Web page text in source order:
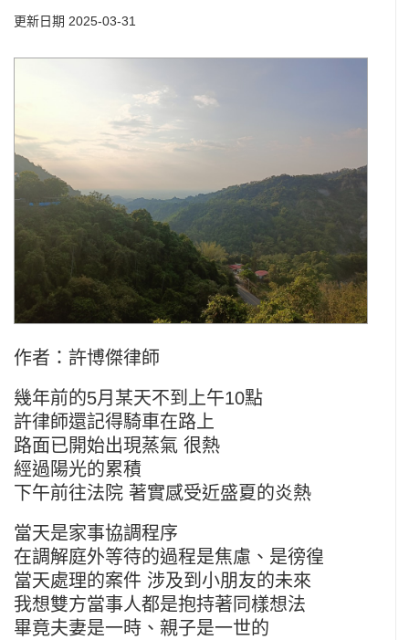
更新日期 2025-03-31
作者：許博傑律師
幾年前的5月某天不到上午10點
許律師還記得騎車在路上
路面已開始出現蒸氣 很熱
經過陽光的累積
下午前往法院 著實感受近盛夏的炎熱
當天是家事協調程序
在調解庭外等待的過程是焦慮、是徬徨
當天處理的案件 涉及到小朋友的未來
我想雙方當事人都是抱持著同樣想法
畢竟夫妻是一時、親子是一世的